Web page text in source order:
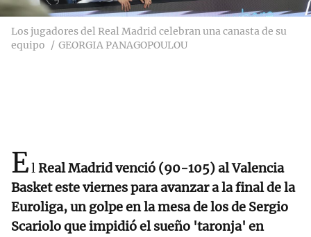
Los jugadores del Real Madrid celebran una canasta de su
equipo
GEORGIA PANAGOPOULOU
ElReal Madrid venció (90-105) al Valencia
Basket este viernes para avanzar a la final de la
Euroliga, un golpe en la mesa de los de Sergio
Scariolo que impidió el sueño 'taronja' en